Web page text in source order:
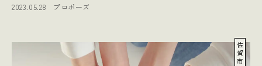
2023.05.28 プロポーズ
佐
賀
市